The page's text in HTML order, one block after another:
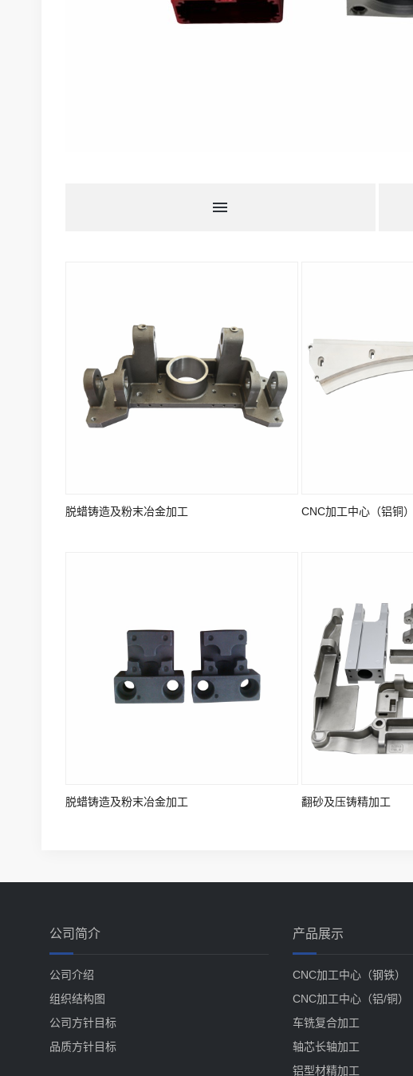
脱蜡铸造及粉末冶金加工 CNC加工中心（铝铜）
脱蜡铸造及粉末冶金加工 翻砂及压铸精加工
公司简介
公司介绍
组织结构图
公司方针目标
品质方针目标
产品展示
CNC加工中心（钢铁）
CNC加工中心（铝/铜）
车铣复合加工
轴芯长轴加工
铝型材精加工